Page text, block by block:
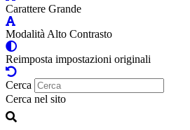
Carattere Grande
Modalità Alto Contrasto
Reimposta impostazioni originali
Cerca
Cerca nel sito